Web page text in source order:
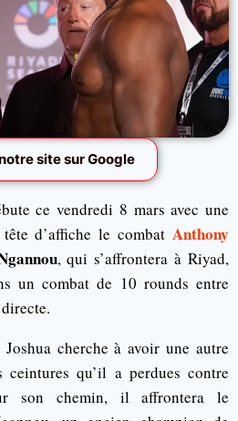
site sur Google
ce vendredi 8 mars avec une
d’affiche le combat Anthony
, qui s’affrontera à Riyad,
un combat de 10 rounds entre
cherche à avoir une autre
ceintures qu’il a perdues contre
son chemin, il affrontera le